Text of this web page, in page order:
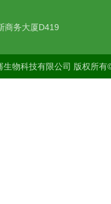
商务大厦D419
生物科技有限公司 版权所